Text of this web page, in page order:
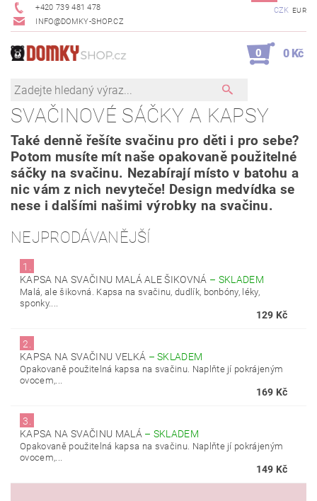
+420 739 481 478
INFO@DOMKY-SHOP.CZ
CZK EUR
0 0 Kč
SVAČINOVÉ SÁČKY A KAPSY
Také denně řešíte svačinu pro děti i pro sebe?
Potom musíte mít naše opakovaně použitelné
sáčky na svačinu. Nezabírají místo v batohu a
nic vám z nich nevyteče! Design medvídka se
nese i dalšími našimi výrobky na svačinu.
NEJPRODÁVANĚJŠÍ
1.
KAPSA NA SVAČINU MALÁ ALE ŠIKOVNÁ – SKLADEM
Malá, ale šikovná. Kapsa na svačinu, dudlík, bonbóny, léky,
sponky....
129 Kč
2.
KAPSA NA SVAČINU VELKÁ –SKLADEM
Opakovaně použitelná kapsa na svačinu. Naplňte jí pokrájeným
ovocem,...
169 Kč
3.
KAPSA NA SVAČINU MALÁ – SKLADEM
Opakovaně použitelná kapsa na svačinu. Naplňte jí pokrájeným
ovocem,...
149 Kč